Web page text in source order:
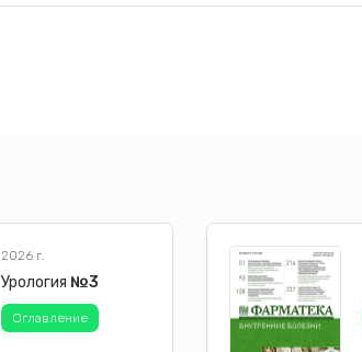
2026 г.
Урология №3
Оглавление